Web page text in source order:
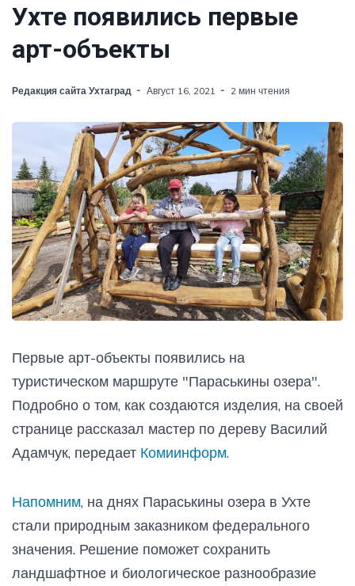
Ухте появились первые
арт-объекты
Редакция сайта Ухтаград Август 16, 2021 2 мин чтения
Первые арт-объекты появились на
туристическом маршруте "Параськины озера".
Подробно о том, как создаются изделия, на своей
странице рассказал мастер по дереву Василий
Адамчук, передает Комиинформ.
Напомним, на днях Параськины озера в Ухте
стали природным заказником федерального
значения. Решение поможет сохранить
ландшафтное и биологическое разнообразие